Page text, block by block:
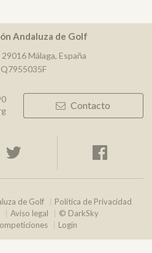
Andaluza de Golf
Málaga, España
Contacto
de Golf
Política de Privacidad
Aviso legal
© DarkSky
Login